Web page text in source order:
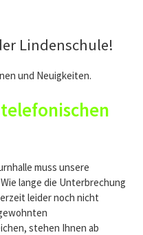
Lindenschule!
und Neuigkeiten.
muss unsere
lange die Unterbrechung
leider noch nicht
stehen Ihnen ab